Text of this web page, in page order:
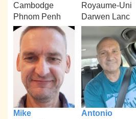
Cambodge
Phnom Penh
Royaume-Uni
Darwen Lanc
Mike
Antonio